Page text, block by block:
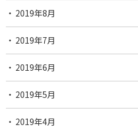
2019年8月
2019年7月
2019年6月
2019年5月
2019年4月